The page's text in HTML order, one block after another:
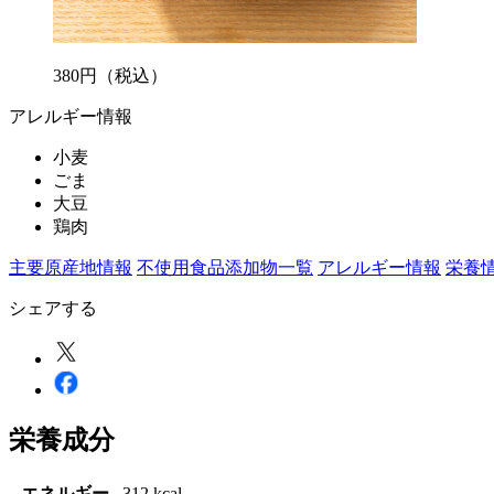
380円 （税込）
アレルギー情報
小麦
ごま
大豆
鶏肉
主要原産地情報 不使用食品添加物一覧 アレルギー情報 栄養
シェアする
栄養成分